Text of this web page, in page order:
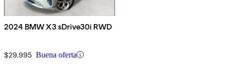
2024 BMW X3 sDrive30i RWD
$29,995 Buena oferta